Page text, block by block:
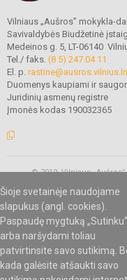
Šioje svetainėje naudojame
slapukus (angl. cookies).
Paspaudę mygtuką „Sutinku“
arba naršydami toliau
patvirtinsite savo sutikimą.
kada galėsite atšaukti savo
Vilniaus „Aušros” mokykla-
Savivaldybės Biudžetinė
Medeinos g. 5, LT-06140
Tel./ faks. (8 5) 247 04 11
El. p.
Duomenys kaupiami ir
Juridinių asmenų registre
Įmonės kodas 190032365
© 2019. Vilniaus